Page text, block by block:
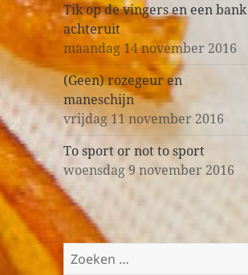
Tik op de vingers en een bank
achteruit
maandag 14 november 2016
(Geen) rozegeur en
maneschijn
vrijdag 11 november 2016
To sport or not to sport
woensdag 9 november 2016
Z